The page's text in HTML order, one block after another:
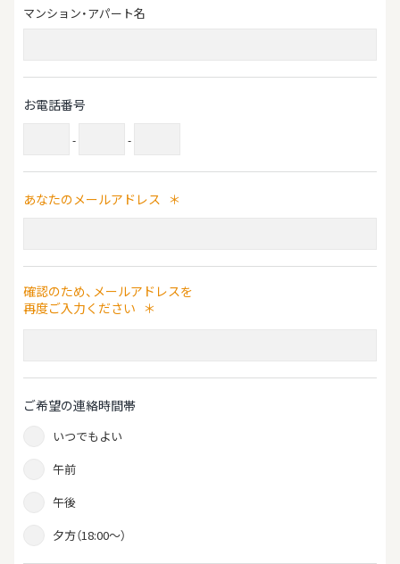
マンション・アパート名
お電話番号
- -
あなたのメールアドレス ＊
確認のため、メールアドレスを
再度ご入力ください ＊
ご希望の連絡時間帯
いつでもよい
午前
午後
夕方（18:00～）